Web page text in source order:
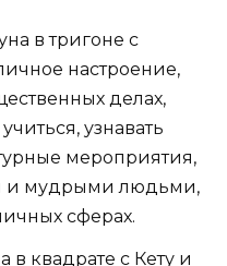
в тригоне с
настроение,
делах,
узнавать
мероприятия,
и мудрыми людьми,
сферах.
в квадрате с Кету и